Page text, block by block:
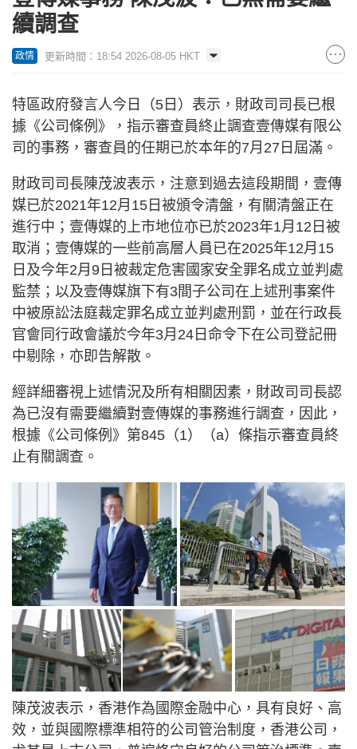
續調查
政情 更新時間：18:54 2026-08-05 HKT
特區政府發言人今日（5日）表示，財政司司長已根
據《公司條例》，指示審查員終止調查壹傳媒有限公
司的事務，審查員的任期已於本年的7月27日屆滿。
財政司司長陳茂波表示，注意到過去這段期間，壹傳
媒已於2021年12月15日被頒令清盤，有關清盤正在
進行中；壹傳媒的上市地位亦已於2023年1月12日被
取消；壹傳媒的一些前高層人員已在2025年12月15
日及今年2月9日被裁定危害國家安全罪名成立並判處
監禁；以及壹傳媒旗下有3間子公司在上述刑事案件
中被原訟法庭裁定罪名成立並判處刑罰，並在行政長
官會同行政會議於今年3月24日命令下在公司登記冊
中剔除，亦即告解散。
經詳細審視上述情況及所有相關因素，財政司司長認
為已沒有需要繼續對壹傳媒的事務進行調查，因此，
根據《公司條例》第845（1）（a）條指示審查員終
止有關調查。
陳茂波表示，香港作為國際金融中心，具有良好、高
效，並與國際標準相符的公司管治制度，香港公司，